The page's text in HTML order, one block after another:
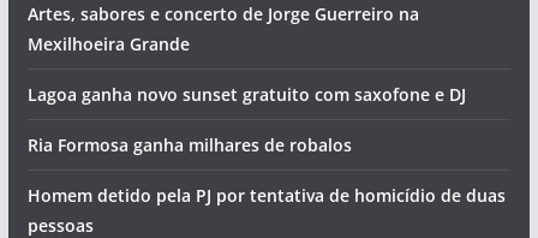
Artes, sabores e concerto de Jorge Guerreiro na
Mexilhoeira Grande
Lagoa ganha novo sunset gratuito com saxofone e DJ
Ria Formosa ganha milhares de robalos
Homem detido pela PJ por tentativa de homicídio de duas
pessoas